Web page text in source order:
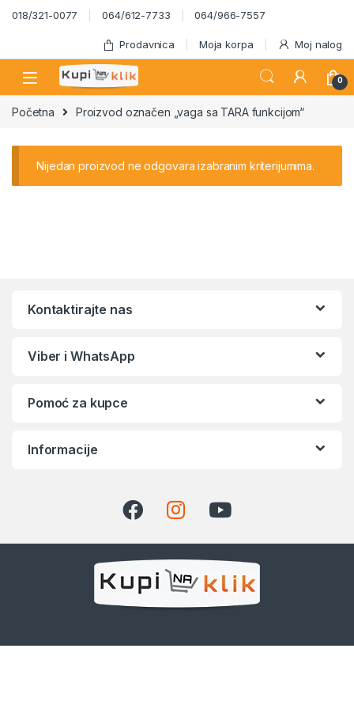
Skip to navigation
Skip to content
018/321-0077 064/612-7733 064/966-7557
Prodavnica Moja korpa Moj nalog
0
Početna Proizvod označen „vaga sa TARA funkcijom“
Nijedan proizvod ne odgovara izabranim kriterijumima.
Kontaktirajte nas
Viber i WhatsApp
Pomoć za kupce
Informacije